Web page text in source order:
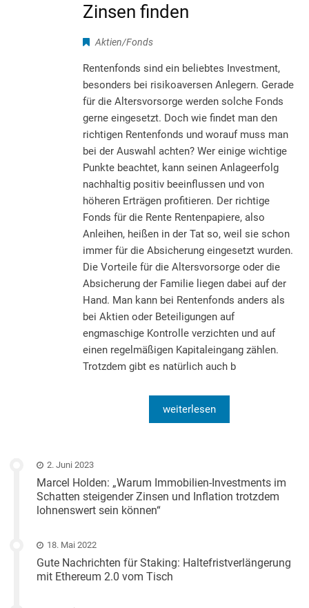
Zinsen finden
Aktien/Fonds
Rentenfonds sind ein beliebtes Investment,
besonders bei risikoaversen Anlegern. Gerade
für die Altersvorsorge werden solche Fonds
gerne eingesetzt. Doch wie findet man den
richtigen Rentenfonds und worauf muss man
bei der Auswahl achten? Wer einige wichtige
Punkte beachtet, kann seinen Anlageerfolg
nachhaltig positiv beeinflussen und von
höheren Erträgen profitieren. Der richtige
Fonds für die Rente Rentenpapiere, also
Anleihen, heißen in der Tat so, weil sie schon
immer für die Absicherung eingesetzt wurden.
Die Vorteile für die Altersvorsorge oder die
Absicherung der Familie liegen dabei auf der
Hand. Man kann bei Rentenfonds anders als
bei Aktien oder Beteiligungen auf
engmaschige Kontrolle verzichten und auf
einen regelmäßigen Kapitaleingang zählen.
Trotzdem gibt es natürlich auch b
weiterlesen
2. Juni 2023
Marcel Holden: „Warum Immobilien-Investments im
Schatten steigender Zinsen und Inflation trotzdem
lohnenswert sein können“
18. Mai 2022
Gute Nachrichten für Staking: Haltefristverlängerung
mit Ethereum 2.0 vom Tisch